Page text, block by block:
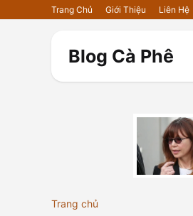
Trang Chủ Giới Thiệu Liên Hệ
Blog Cà Phê
Trang chủ